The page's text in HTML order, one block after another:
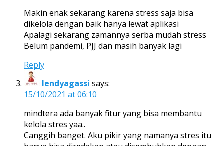
Makin enak sekarang karena stress saja bisa
dikelola dengan baik hanya lewat aplikasi
Apalagi sekarang zamannya serba mudah stress
Belum pandemi, PJJ dan masih banyak lagi
Reply
lendyagassi says:
15/10/2021 at 06:10
mindtera ada banyak fitur yang bisa membantu
kelola stres yaa..
Canggih banget. Aku pikir yang namanya stres itu